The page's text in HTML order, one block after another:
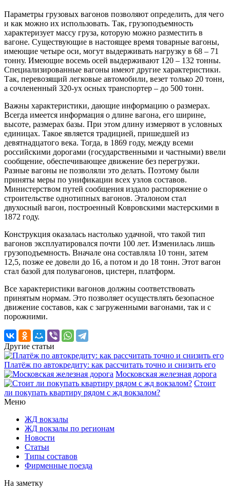
Параметры грузовых вагонов позволяют определить, для чего
и как можно их использовать. Так, грузоподъемность
характеризует массу груза, которую можно разместить в
вагоне. Существующие в настоящее время товарные вагоны,
имеющие четыре оси, могут выдерживать нагрузку в 68 – 71
тонну. Имеющие восемь осей выдерживают 120 – 132 тонны.
Специализированные вагоны имеют другие характеристики.
Так, перевозящий легковые автомобили, везет только 20 тонн,
а сочлененный 320-ух осных транспортер – до 500 тонн.
Важны характеристики, дающие информацию о размерах.
Всегда имеется информация о длине вагона, его ширине,
высоте, размерах базы. При этом длину измеряют в условных
единицах. Такое является традицией, пришедшей из
девятнадцатого века. Тогда, в 1869 году, между всеми
российскими дорогами (государственными и частными) ввели
сообщение, обеспечивающее движение без перегрузки.
Разные вагоны не позволяли это делать. Поэтому были
приняты меры по унификации всех узлов составов.
Министерством путей сообщения издало распоряжение о
строительстве однотипных вагонов. Эталоном стал
двухосный вагон, построенный Ковровскими мастерскими в
1872 году.
Конструкция оказалась настолько удачной, что такой тип
вагонов эксплуатировался почти 100 лет. Изменилась лишь
грузоподъемность. Вначале она составляла 10 тонн, затем
12,5, позже ее довели до 16, а потом и до 18 тонн. Этот вагон
стал базой для полувагонов, цистерн, платформ.
Все характеристики вагонов должны соответствовать
принятым нормам. Это позволяет осуществлять безопасное
движение составов, как с загруженными вагонами, так и с
порожними.
Другие статьи
Платёж по автокредиту: как рассчитать точно и снизить его
Московская железная дорога
Стоит
ли покупать квартиру рядом с жд вокзалом?
Меню
ЖД вокзалы
ЖД вокзалы по регионам
Новости
Статьи
Типы составов
Фирменные поезда
На заметку